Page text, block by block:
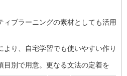
ィブラーニングの素材としても活用
より、自宅学習でも使いやすい作り
目別で用意。更なる文法の定着を